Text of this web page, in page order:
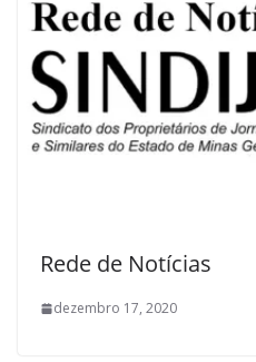
Rede de Notícias
dezembro 17, 2020